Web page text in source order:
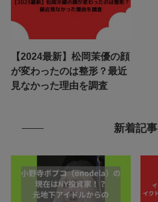
【2024最新】松岡茉優の顔
が変わったのは整形？最近
見なかった理由を調査
新着記事